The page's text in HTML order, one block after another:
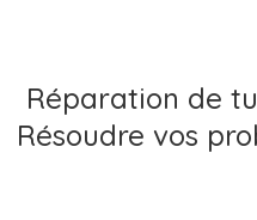
Réparation de
Résoudre vos